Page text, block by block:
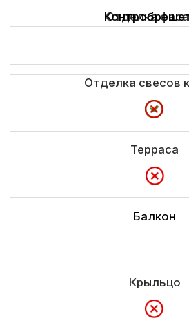
Определяется по условиям заказчика
Гарантия
3 года